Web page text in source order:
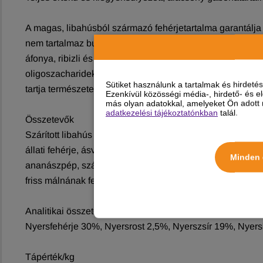
Sütiket használunk a tartalmak és
Ezenkívül közösségi média-, hirdető- és
más olyan adatokkal, amelyeket Ön
adatkezelési tájékoztatónkban talál.
Minden
A magas, libahúsból származó fehérjetartalma
nem tartalmaz burgonyát. A lenmag fontos Omega-3
áfonya, ribizli és málna, valamint a sárgarépa, melyek
oligoszacharidekkel (XOS), valamint probiotikumokkal
tartja természetes ösztönét. Mesterséges színezéket és
Összetevők
Szárított libahús (38%), állati zsiradék 16% (99,5%
állati fehérje, ásványi anyagok, sörélesztő, szárított
ananászpép, szárított almapép, szárított áfonyapép
friss málnának felel meg), xylo-oligoszacharidek (XOS
Analitikai összetétel
Nyersfehérje 30%, Nyersrost 2,5%, Nyerszsír 19%,
Tápérték/kg